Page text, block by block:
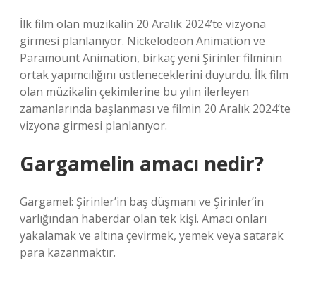
İlk film olan müzikalin 20 Aralık 2024’te vizyona
girmesi planlanıyor. Nickelodeon Animation ve
Paramount Animation, birkaç yeni Şirinler filminin
ortak yapımcılığını üstleneceklerini duyurdu. İlk film
olan müzikalin çekimlerine bu yılın ilerleyen
zamanlarında başlanması ve filmin 20 Aralık 2024’te
vizyona girmesi planlanıyor.
Gargamelin amacı nedir?
Gargamel: Şirinler’in baş düşmanı ve Şirinler’in
varlığından haberdar olan tek kişi. Amacı onları
yakalamak ve altına çevirmek, yemek veya satarak
para kazanmaktır.